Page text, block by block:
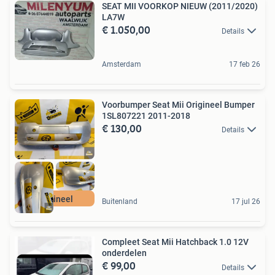
SEAT MII VOORKOP NIEUW (2011/2020)
LA7W
€ 1.050,00 Details
Amsterdam 17 feb 26
Origineel
Voorbumper Seat Mii Origineel Bumper
1SL807221 2011-2018
€ 130,00 Details
Buitenland 17 jul 26
Compleet Seat Mii Hatchback 1.0 12V
onderdelen
€ 99,00 Details